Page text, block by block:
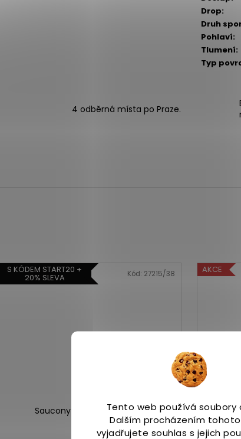
Tento web používá soubory
Dalším procházením
vyjadřujete souhlas s jejich
Drop:
Druh
Pohlaví:
Tlumení:
Typ
4 odběrná místa po Praze.
S KÓDEM START20 +
20% SLEVA
Saucony RIDE 19 fire/orchid
Kód: 27215/38 AKCE